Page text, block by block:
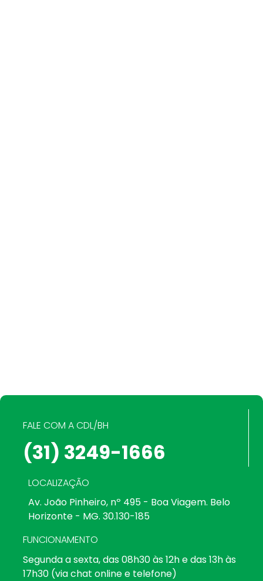
FALE COM A CDL/BH
(31) 3249-1666
LOCALIZAÇÃO
Av. João Pinheiro, nº 495 - Boa Viagem. Belo
Horizonte - MG. 30.130-185
FUNCIONAMENTO
Segunda a sexta, das 08h30 às 12h e das 13h às
17h30 (via chat online e telefone)